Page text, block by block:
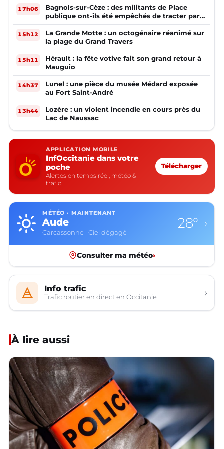
17h06
Bagnols-sur-Cèze : des militants de Place
publique ont-ils été empêchés de tracter par
la mairie ?
15h12
La Grande Motte : un octogénaire réanimé sur
la plage du Grand Travers
15h11
Hérault : la fête votive fait son grand retour à
Mauguio
14h37
Lunel : une pièce du musée Médard exposée
au Fort Saint-André
13h44
Lozère : un violent incendie en cours près du
Lac de Naussac
APPLICATION MOBILE
InfOccitanie dans votre
poche
Alertes en temps réel, météo &
trafic
Télécharger
MÉTÉO · MAINTENANT
Aude
Carcassonne · Ciel dégagé
28° ›
Consulter ma météo›
Info trafic
Trafic routier en direct en Occitanie ›
À lire aussi